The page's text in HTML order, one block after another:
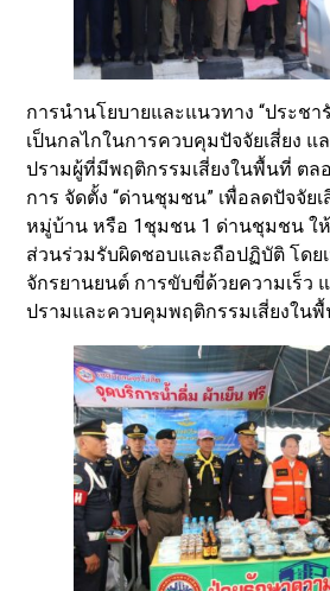
การนำนโยบายและแนวทาง “ประชา
เป็นกลไกในการควบคุมปัจจัยเสี่ยง แ
ปรามผู้ที่มีพฤติกรรมเสี่ยงในพื้นที่ ตล
การ จัดตั้ง “ด่านชุมชน” เพื่อลดปัจจัย
หมู่บ้าน หรือ 1ชุมชน 1 ด่านชุมชน ใ
ส่วนร่วมรับผิดชอบและถือปฏิบัติ โดย
จักรยานยนต์ การขับขี่ด้วยความเร็ว
ปรามและควบคุมพฤติกรรมเสี่ยงใน